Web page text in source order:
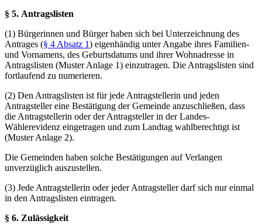
§ 5. Antragslisten
(1) Bürgerinnen und Bürger haben sich bei Unterzeichnung des
Antrages (§ 4 Absatz 1) eigenhändig unter Angabe ihres Familien-
und Vornamens, des Geburtsdatums und ihrer Wohnadresse in
Antragslisten (Muster Anlage 1) einzutragen. Die Antragslisten sind
fortlaufend zu numerieren.
(2) Den Antragslisten ist für jede Antragstellerin und jeden
Antragsteller eine Bestätigung der Gemeinde anzuschließen, dass
die Antragstellerin oder der Antragsteller in der Landes-
Wählerevidenz eingetragen und zum Landtag wahlberechtigt ist
(Muster Anlage 2).
Die Gemeinden haben solche Bestätigungen auf Verlangen
unverzüglich auszustellen.
(3) Jede Antragstellerin oder jeder Antragsteller darf sich nur einmal
in den Antragslisten eintragen.
§ 6. Zulässigkeit